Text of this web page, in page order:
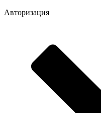
Авторизация